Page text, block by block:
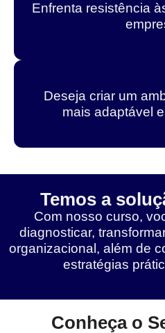
Enfrenta resistência
Deseja criar um
mais adaptável
Temos a
Com nosso curso,
diagnosticar,
organizacional, além de
estratégias
Conheça o